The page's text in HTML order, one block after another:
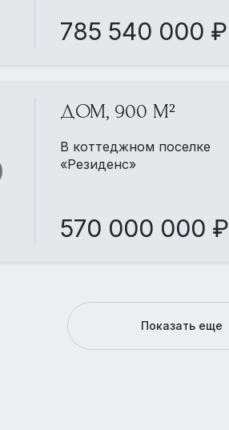
785 540 000 ₽
ДОМ, 900 М²
В коттеджном поселке
«Резиденс»
570 000 000 ₽
Показать еще